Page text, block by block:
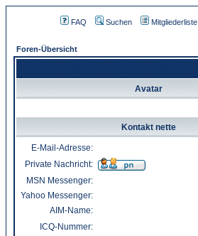
FAQ Suchen Mitgliederliste
Foren-Übersicht
Avatar
Kontakt nette
E-Mail-Adresse:
Private Nachricht:
MSN Messenger:
Yahoo Messenger:
AIM-Name:
ICQ-Nummer: